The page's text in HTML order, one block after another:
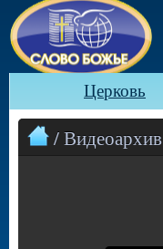
Церковь
/ Видеоархив